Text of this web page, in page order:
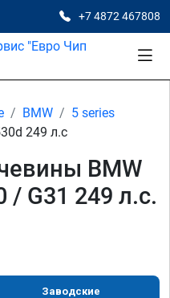
+7 4872 467808
BMW
5 series
249 л.с
BMW
/ G31 249 л.с.
Заводские